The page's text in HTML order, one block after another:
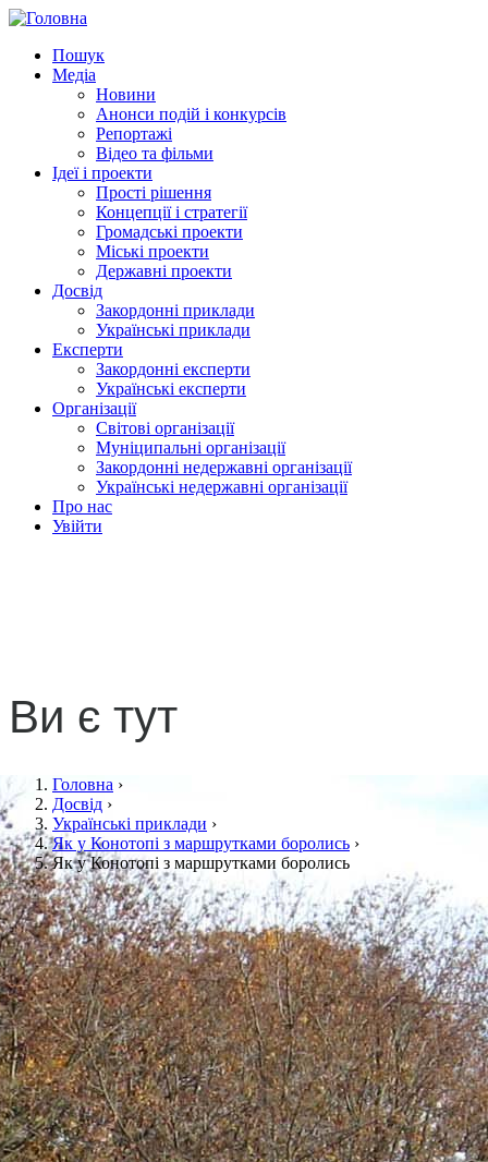
Пошук
Медіа
Новини
Анонси подій і конкурсів
Репортажі
Відео та фільми
Ідеї і проекти
Прості рішення
Концепції і стратегії
Громадські проекти
Міські проекти
Державні проекти
Досвід
Закордонні приклади
Українські приклади
Експерти
Закордонні експерти
Українські експерти
Організації
Світові організації
Муніципальні організації
Закордонні недержавні організації
Українські недержавні організації
Про нас
Увійти
Ви є тут
Головна ›
Досвід ›
Українські приклади ›
Як у Конотопі з маршрутками боролись ›
Як у Конотопі з маршрутками боролись